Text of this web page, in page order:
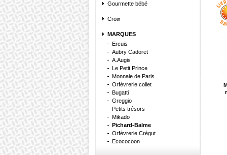
Gourmette bébé
Croix
MARQUES
Ercuis
Aubry Cadoret
A.Augis
Le Petit Prince
Monnaie de Paris
Orfèvrerie collet
Bugatti
Greggio
Petits trésors
Mikado
Pichard-Balme
Orfèvrerie Crégut
Ecococoon